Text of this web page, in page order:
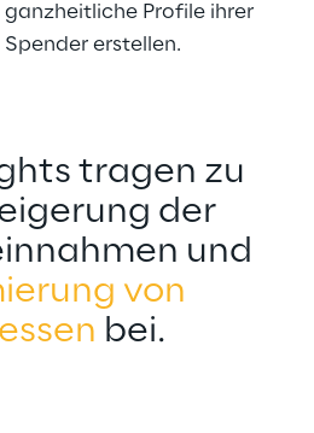
Profile ihrer
erstellen.
tragen zu
der
und
von
bei.